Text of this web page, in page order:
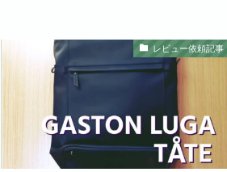
レビュー依頼記事